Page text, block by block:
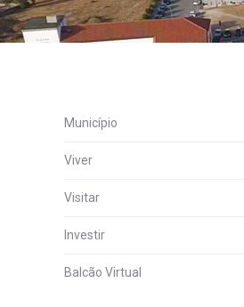
Município
Viver
Visitar
Investir
Balcão Virtual